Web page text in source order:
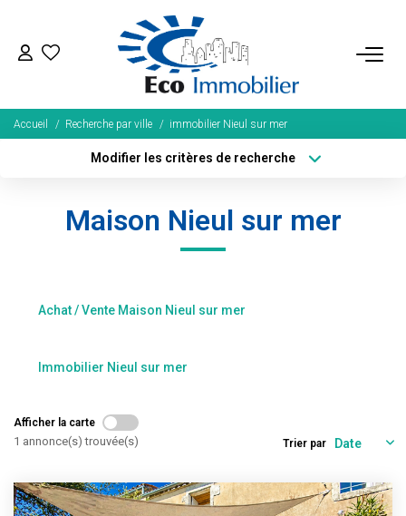
ACHETER
Tous Nos Biens
Fonds De Commerce
BIENS VENDUS
NOS SERVICES
Immobilier Neuf
Accueil Recherche par ville immobilier Nieul sur mer
Modifier les critères de recherche
Sélectionnez...
Type de bien
Surface min
Maison Nieul sur mer
Achat / Vente Maison Nieul sur mer
Immobilier Nieul sur mer
Afficher la carte
1 annonce(s) trouvée(s) Trier par